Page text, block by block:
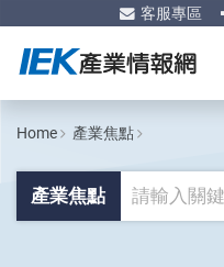
客服專區
Home 產業焦點
產業焦點